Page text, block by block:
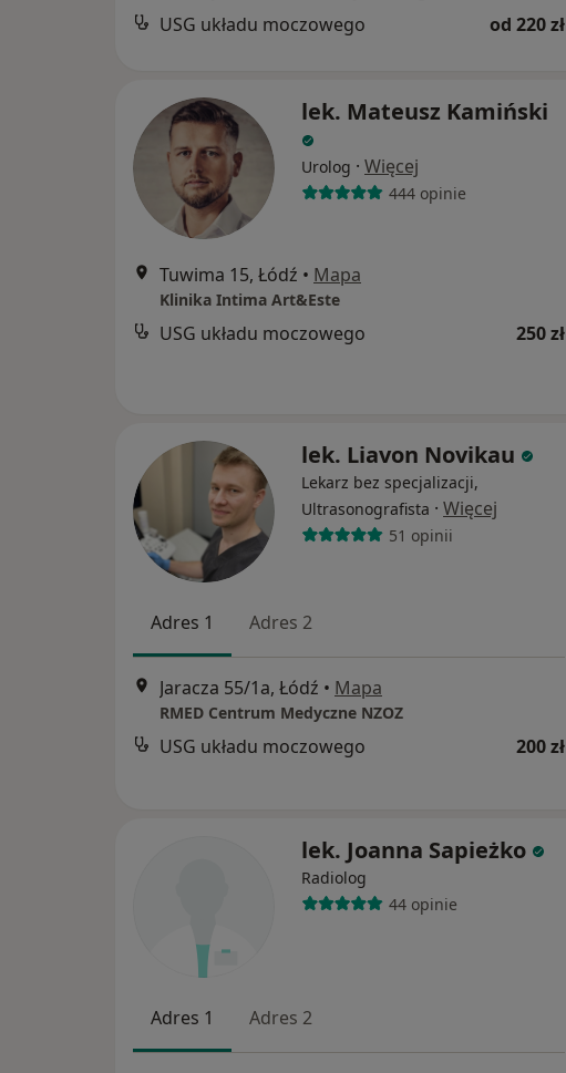
USG układu moczowego od 220 zł
lek. Mateusz Kamiński
Urolog · Więcej
444 opinie
Tuwima 15, Łódź • Mapa
Klinika Intima Art&Este
USG układu moczowego 250 zł
lek. Liavon Novikau
Lekarz bez specjalizacji,
Ultrasonografista · Więcej
51 opinii
Adres 1 Adres 2
Jaracza 55/1a, Łódź • Mapa
RMED Centrum Medyczne NZOZ
USG układu moczowego 200 zł
lek. Joanna Sapieżko
Radiolog
44 opinie
Adres 1 Adres 2